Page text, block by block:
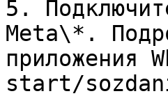
5.
Meta\*.
приложения
start/